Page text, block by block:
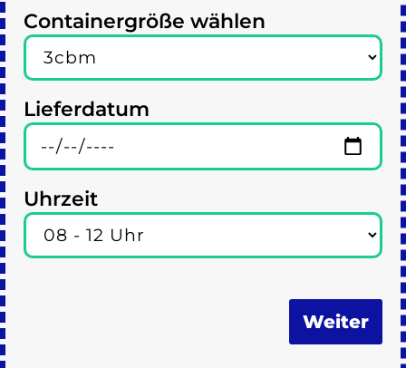
Containergröße wählen
Lieferdatum
Uhrzeit
Weiter